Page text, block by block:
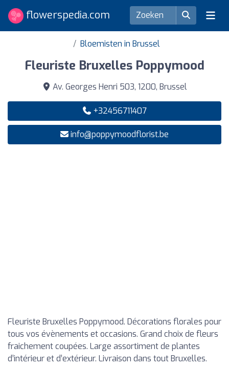
flowerspedia.com
Bloemisten in Brussel
Fleuriste Bruxelles Poppymood
Av. Georges Henri 503, 1200, Brussel
+32456711407
info@poppymoodflorist.be
Fleuriste Bruxelles Poppymood. Décorations florales pour
tous vos évènements et occasions. Grand choix de fleurs
fraichement coupées. Large assortiment de plantes
d’intérieur et d’extérieur. Livraison dans tout Bruxelles.